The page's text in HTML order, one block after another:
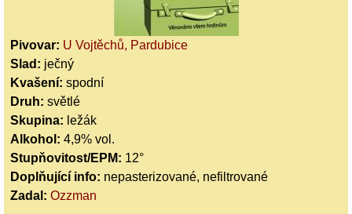
Pivovar: U Vojtěchů, Pardubice
Slad: ječný
Kvašení: spodní
Druh: světlé
Skupina: ležák
Alkohol: 4,9% vol.
Stupňovitost/EPM: 12°
Doplňující info: nepasterizované, nefiltrované
Zadal: Ozzman